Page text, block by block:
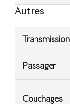
Autres
Transmission
Passager
Couchages